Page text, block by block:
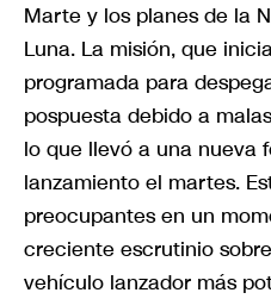
Marte y los planes de la
Luna. La misión, que
programada para
pospuesta debido a
lo que llevó a una nueva
lanzamiento el martes.
preocupantes en un
creciente escrutinio
vehículo lanzador más